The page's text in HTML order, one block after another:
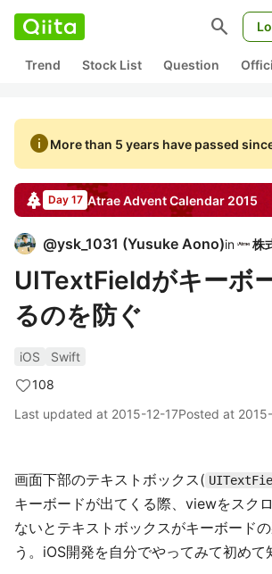
search
Trend Stock List Question
infoMore than 5 years have passed
Day 17 AtraeAdvent Calendar 2015
@ysk_1031 (Yusuke Aono)in
UITextFieldがキーボ
るのを防ぐ
iOS
Swift
108
Last updated at 2015-12-17Posted at
画面下部のテキストボックス(
キーボードが出てくる際、viewをスク
ないとテキストボックスがキーボード
う。iOS開発を自分でやってみて初めて